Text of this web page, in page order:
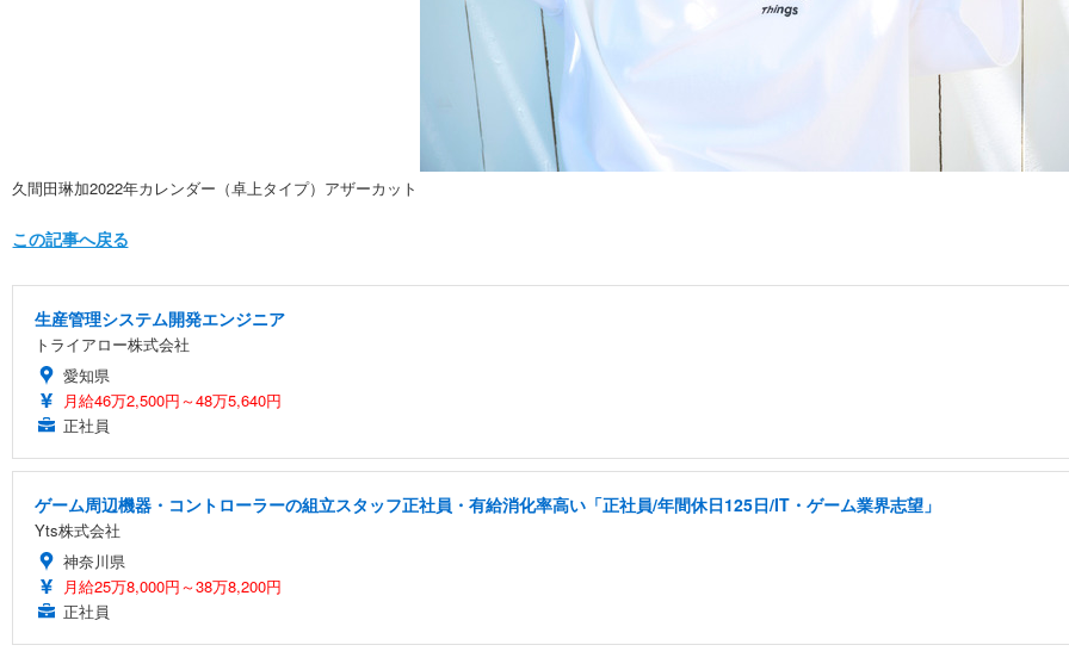
久間田琳加2022年カレンダー（卓上タイプ）アザーカット
この記事へ戻る
生産管理システム開発エンジニア
トライアロー株式会社
愛知県
月給46万2,500円～48万5,640円
正社員
ゲーム周辺機器・コントローラーの組立スタッフ正社員・有給消化率高い「正社員/年間休日125日/IT・ゲーム業界志望」
Yts株式会社
神奈川県
月給25万8,000円～38万8,200円
正社員